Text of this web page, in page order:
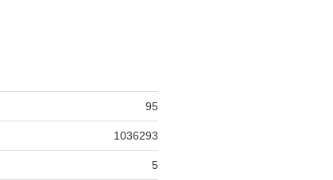
95
1036293
5